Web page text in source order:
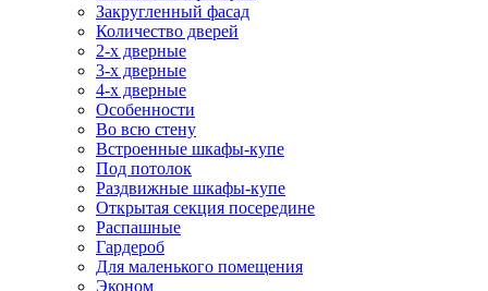
Закругленный фасад
Количество дверей
2-х дверные
3-х дверные
4-х дверные
Особенности
Во всю стену
Встроенные шкафы-купе
Под потолок
Раздвижные шкафы-купе
Открытая секция посередине
Распашные
Гардероб
Для маленького помещения
Эконом